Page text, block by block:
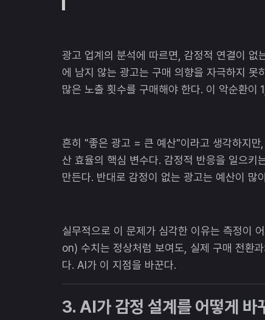
광고 업계의 분석에 따르면, 감정적 연결이 없
에 남지 않는 광고는 구매 의향을 자극하지 못
많은 노출 횟수를 구매해야 한다. 이 악순환이
흔히 "좋은 광고 = 큰 예산"이라고 생각하지
산 효율의 핵심 변수다. 감정적 반응을 일으키
만든다. 반대로 감정이 없는 광고는 예산이 많
실무적으로 이 문제가 심각한 이유는 측정이
on) 수치는 정상처럼 보여도, 실제 구매 전환
다. AI가 이 지점을 바꾼다.
3. AI가 감정 설계를 어떻게 바